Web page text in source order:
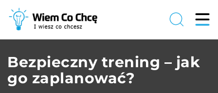
Bezpieczny trening – jak
go zaplanować?